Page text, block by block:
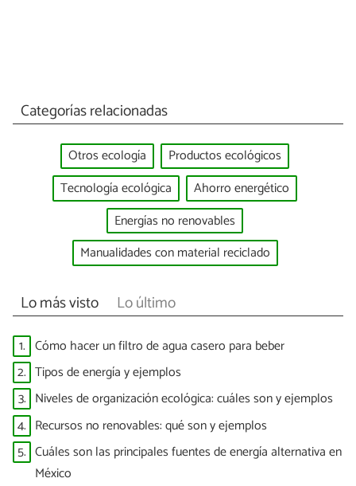
Categorías relacionadas
Otros ecología
Productos ecológicos
Tecnología ecológica
Ahorro energético
Energías no renovables
Manualidades con material reciclado
Lo más visto Lo último
1. Cómo hacer un filtro de agua casero para beber
2. Tipos de energía y ejemplos
3. Niveles de organización ecológica: cuáles son y ejemplos
4. Recursos no renovables: qué son y ejemplos
5. Cuáles son las principales fuentes de energía alternativa en
México